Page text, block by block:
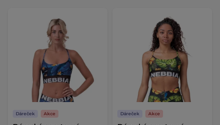
Dáreček Akce Dáreček Akce